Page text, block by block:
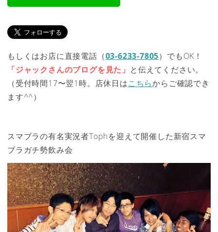
もしくはお店に直接電話（03-6233-7805）でもOK！
「ジャックさんのブログを見た」 と伝えてください。
（受付時間17〜翌1時。店休日はこちらからご確認でき
ます^^）
スマブラの有名実況者Tophを迎えて開催した新宿スマ
ブラガチ勢飲み会